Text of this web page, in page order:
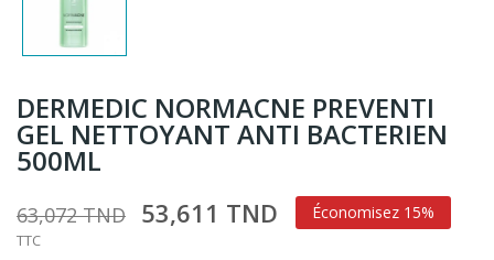
DERMEDIC NORMACNE PREVENTI
GEL NETTOYANT ANTI BACTERIEN
500ML
63,072 TND 53,611 TND Économisez 15%
TTC